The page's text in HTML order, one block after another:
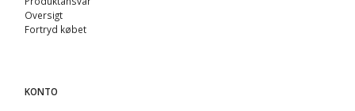
Oversigt
Fortryd købet
KONTO